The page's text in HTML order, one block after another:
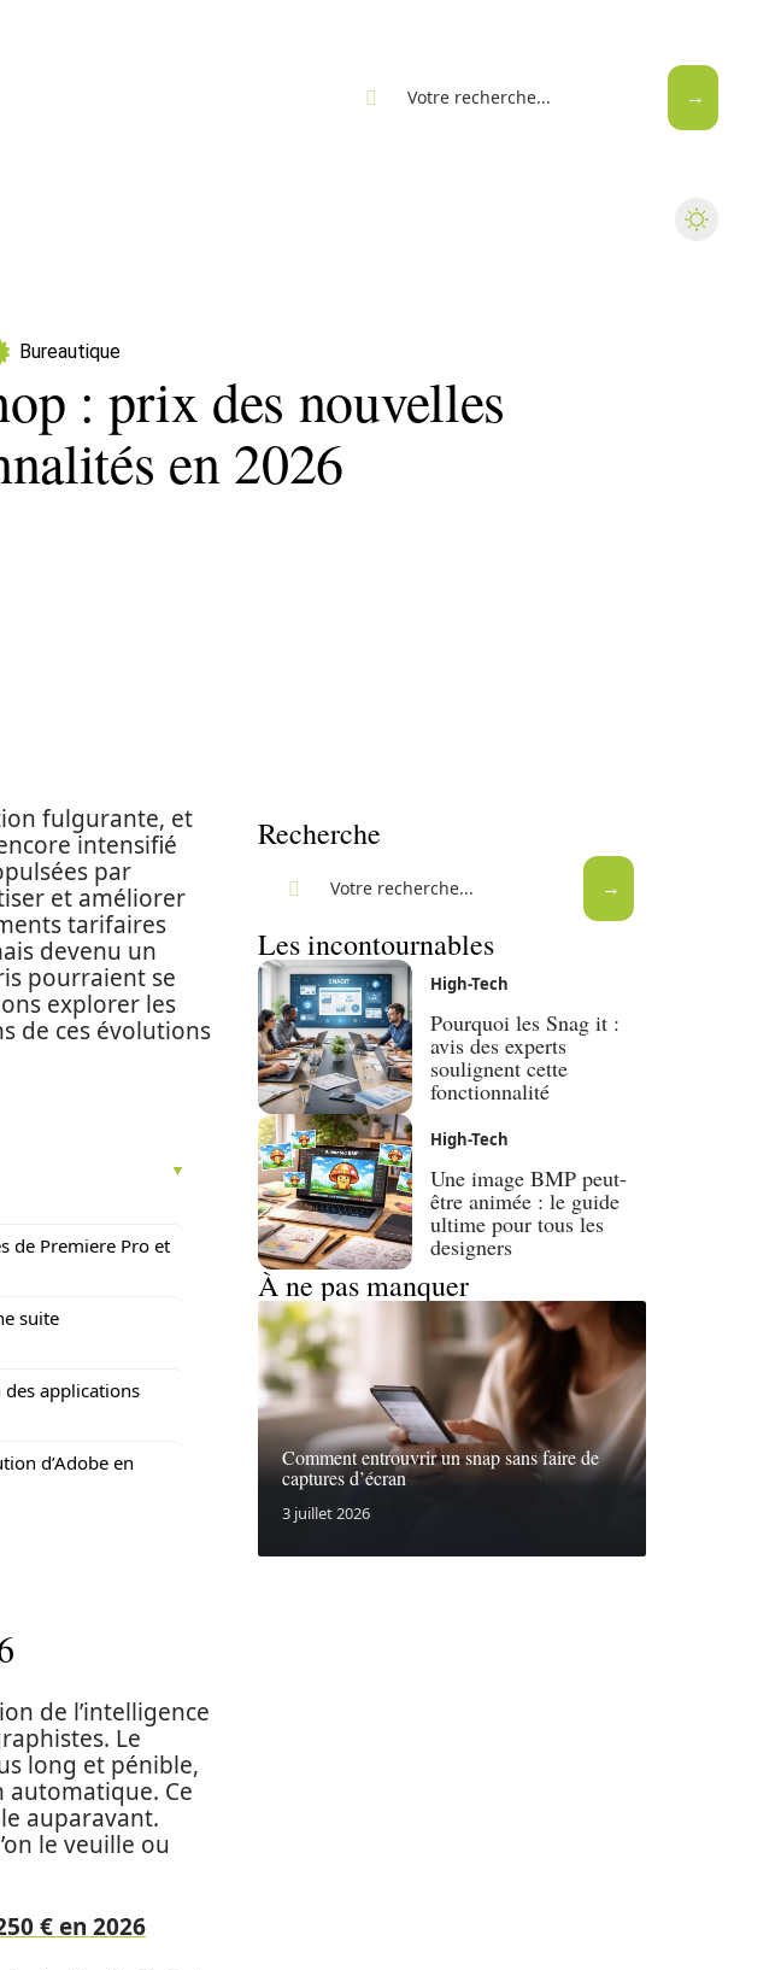
Bureautique
: prix des nouvelles
en 2026
fulgurante, et
intensifié
par
et améliorer
tarifaires
devenu un
pourraient se
explorer les
de ces évolutions
de Premiere Pro et
suite
des applications
d’Adobe en
de l’intelligence
Le
long et pénible,
automatique. Ce
auparavant.
le veuille ou
€ en 2026
Recherche
Les incontournables
High-Tech
Pourquoi les Snag it :
avis des experts
soulignent cette
fonctionnalité
High-Tech
Une image BMP peut-
être animée : le guide
ultime pour tous les
designers
À ne pas manquer
Comment entrouvrir un snap sans faire de
captures d’écran
3 juillet 2026